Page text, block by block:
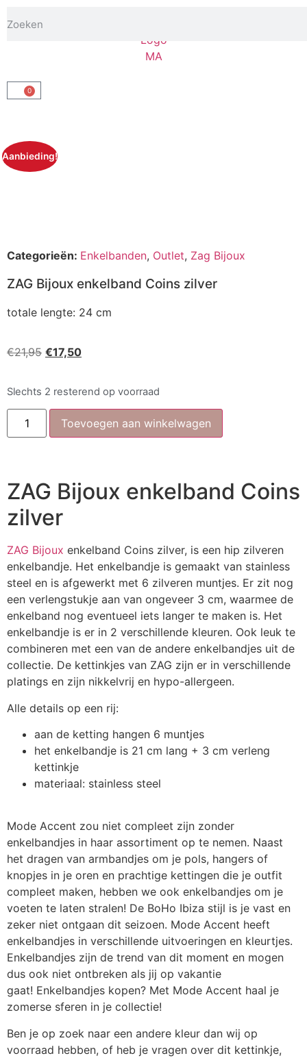
0
Aanbieding!
Categorieën: Enkelbanden, Outlet, Zag Bijoux
ZAG Bijoux enkelband Coins zilver
totale lengte: 24 cm
€21,95 €17,50
Slechts 2 resterend op voorraad
Toevoegen aan winkelwagen
ZAG Bijoux enkelband Coins
zilver
ZAG Bijoux enkelband Coins zilver, is een hip zilveren
enkelbandje. Het enkelbandje is gemaakt van stainless
steel en is afgewerkt met 6 zilveren muntjes. Er zit nog
een verlengstukje aan van ongeveer 3 cm, waarmee de
enkelband nog eventueel iets langer te maken is. Het
enkelbandje is er in 2 verschillende kleuren. Ook leuk te
combineren met een van de andere enkelbandjes uit de
collectie. De kettinkjes van ZAG zijn er in verschillende
platings en zijn nikkelvrij en hypo-allergeen.
Alle details op een rij:
aan de ketting hangen 6 muntjes
het enkelbandje is 21 cm lang + 3 cm verleng
kettinkje
materiaal: stainless steel
Mode Accent zou niet compleet zijn zonder
enkelbandjes in haar assortiment op te nemen. Naast
het dragen van armbandjes om je pols, hangers of
knopjes in je oren en prachtige kettingen die je outfit
compleet maken, hebben we ook enkelbandjes om je
voeten te laten stralen! De BoHo Ibiza stijl is je vast en
zeker niet ontgaan dit seizoen. Mode Accent heeft
enkelbandjes in verschillende uitvoeringen en kleurtjes.
Enkelbandjes zijn de trend van dit moment en mogen
dus ook niet ontbreken als jij op vakantie
gaat! Enkelbandjes kopen? Met Mode Accent haal je
zomerse sferen in je collectie!
Ben je op zoek naar een andere kleur dan wij op
voorraad hebben, of heb je vragen over dit kettinkje,